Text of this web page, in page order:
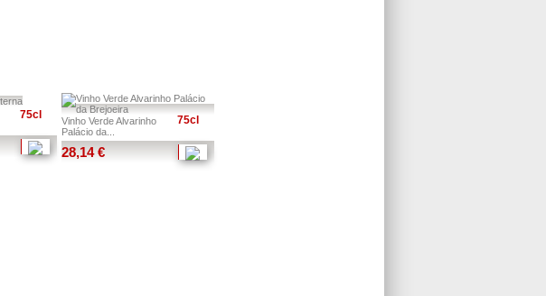
75cl
Vinho Verde Alvarinho
Palácio da...
75cl
28,14 €